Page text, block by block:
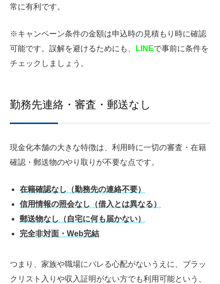
常に有利です。
※キャンペーン条件の金額は申込時の見積もり時に確認
可能です。誤解を避けるためにも、
LINEで事前に条件を
チェックしましょう。
勤務先連絡・審査・郵送なし
現金化本舗の大きな特徴は、利用時に一切の審査・在籍
確認・郵送物のやり取りが不要な点です。
在籍確認なし（勤務先の連絡不要）
信用情報の照会なし（借入とは異なる）
郵送物なし（自宅に何も届かない）
完全非対面・Web完結
つまり、家族や職場にバレる心配がないうえに、ブラッ
クリスト入りや収入証明がない方でも利用可能という、